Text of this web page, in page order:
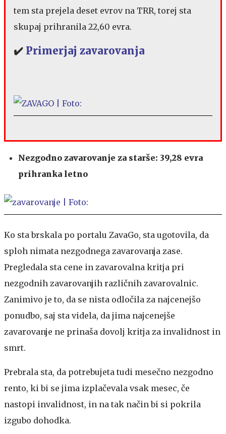
tem sta prejela deset evrov na TRR, torej sta
skupaj prihranila 22,60 evra.
✔️ Primerjaj zavarovanja
Nezgodno zavarovanje za starše: 39,28 evra
prihranka letno
Ko sta brskala po portalu ZavaGo, sta ugotovila, da
sploh nimata nezgodnega zavarovanja zase.
Pregledala sta cene in zavarovalna kritja pri
nezgodnih zavarovanjih različnih zavarovalnic.
Zanimivo je to, da se nista odločila za najcenejšo
ponudbo, saj sta videla, da jima najcenejše
zavarovanje ne prinaša dovolj kritja za invalidnost in
smrt.
Prebrala sta, da potrebujeta tudi mesečno nezgodno
rento, ki bi se jima izplačevala vsak mesec, če
nastopi invalidnost, in na tak način bi si pokrila
izgubo dohodka.